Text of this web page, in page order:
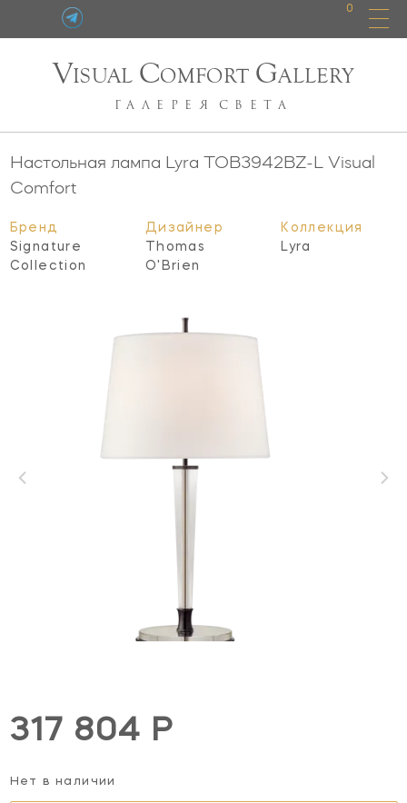
0
VISUAL COMFORT GALLERY
ГАЛЕРЕЯ СВЕТА
Настольная лампа Lyra TOB3942BZ-L
Visual
Comfort
Бренд
Signature
Collection
Дизайнер
Thomas
O'Brien
Коллекция
Lyra
317 804 Р
Нет в наличии